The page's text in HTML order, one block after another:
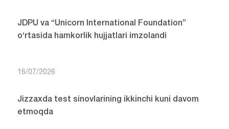
JDPU va “Unicorn International Foundation”
o‘rtasida hamkorlik hujjatlari imzolandi
16/07/2026
Jizzaxda test sinovlarining ikkinchi kuni davom
etmoqda